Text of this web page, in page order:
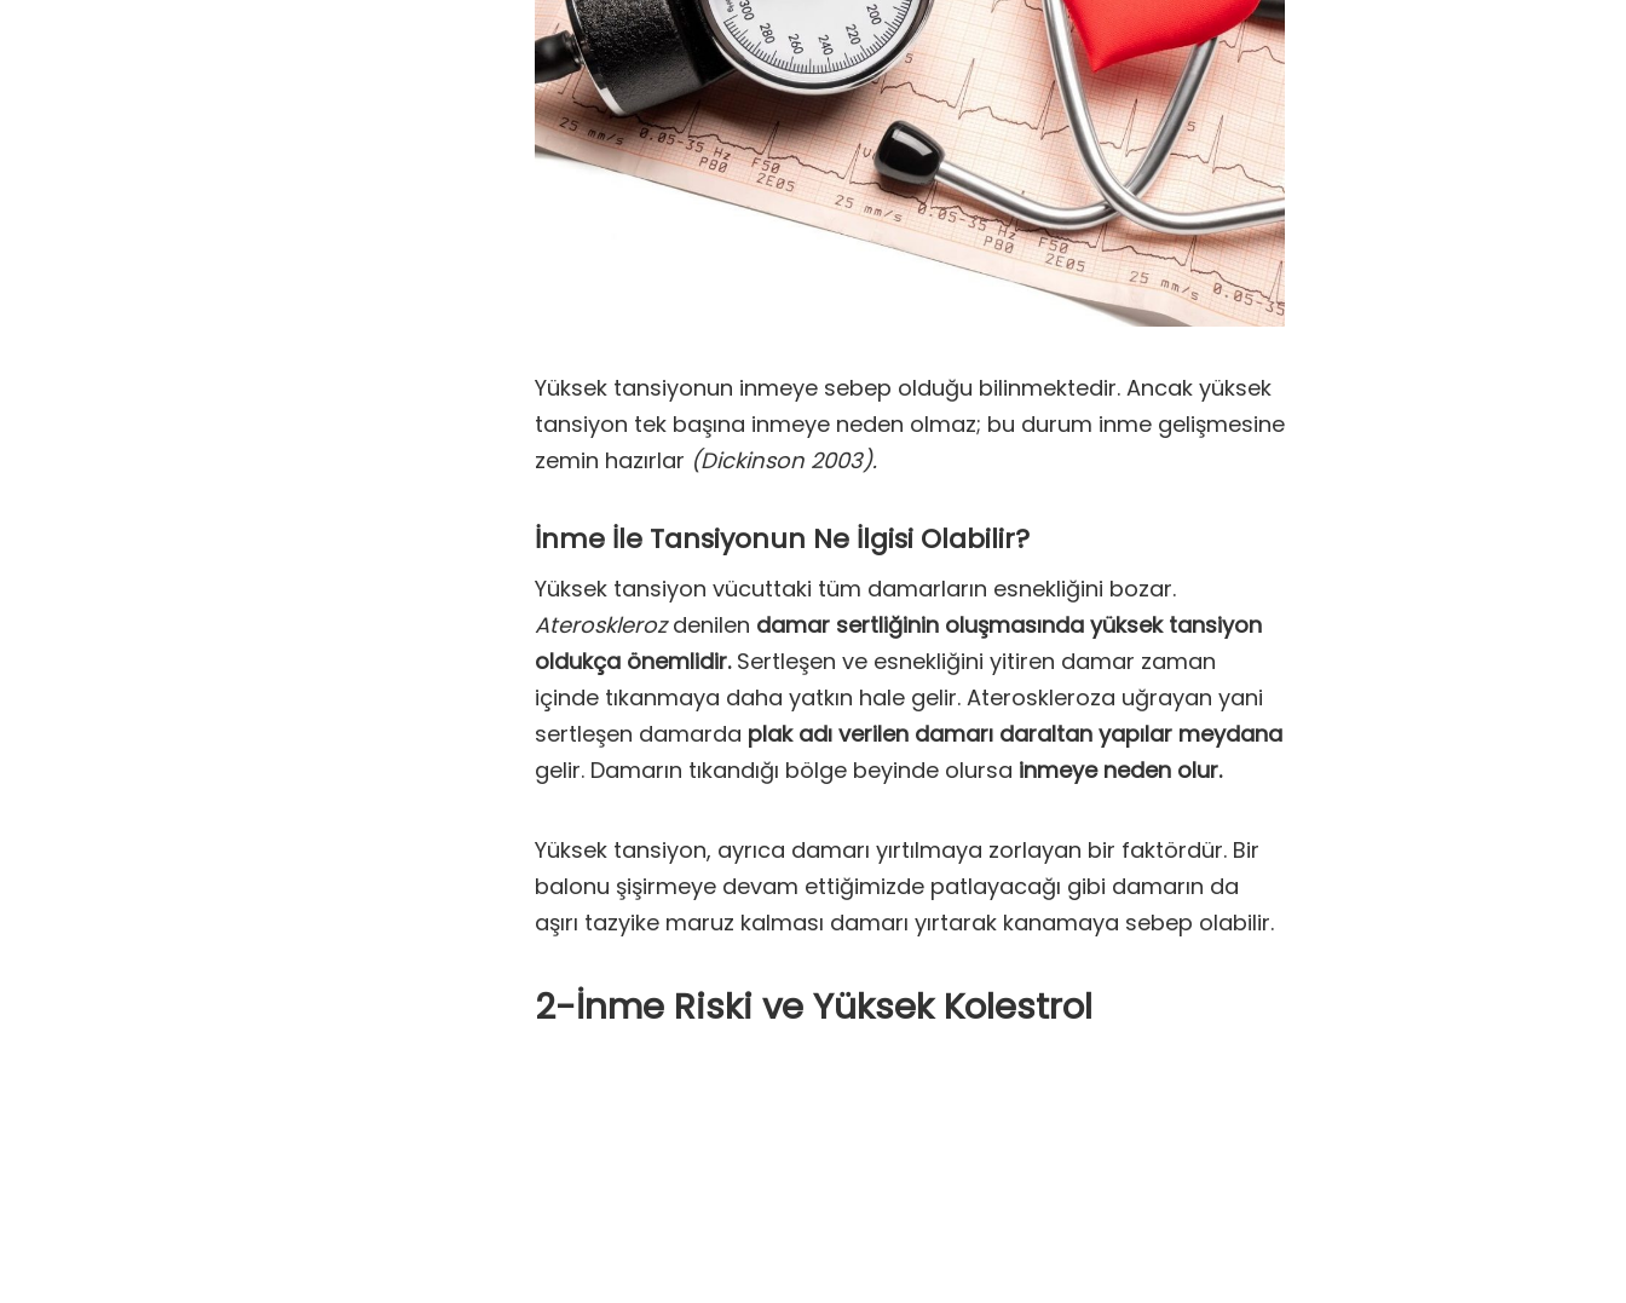
Yüksek tansiyonun inmeye sebep olduğu bilinmektedir. Ancak yüksek
tansiyon tek başına inmeye neden olmaz; bu durum inme gelişmesine
zemin hazırlar (Dickinson 2003).
İnme İle Tansiyonun Ne İlgisi Olabilir?
Yüksek tansiyon vücuttaki tüm damarların esnekliğini bozar.
Aterosklerozdenilen damar sertliğinin oluşmasında yüksek tansiyon
oldukça önemlidir. Sertleşen ve esnekliğini yitiren damar zaman
içinde tıkanmaya daha yatkın hale gelir. Ateroskleroza uğrayan yani
sertleşen damarda plak adı verilen damarı daraltan yapılar meydana
gelir. Damarın tıkandığı bölge beyinde olursa inmeye neden olur.
Yüksek tansiyon, ayrıca damarı yırtılmaya zorlayan bir faktördür. Bir
balonu şişirmeye devam ettiğimizde patlayacağı gibi damarın da
aşırı tazyike maruz kalması damarı yırtarak kanamaya sebep olabilir.
2-İnme Riski ve Yüksek Kolestrol